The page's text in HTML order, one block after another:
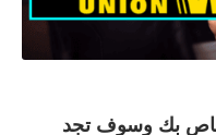
بك وسوف تجد